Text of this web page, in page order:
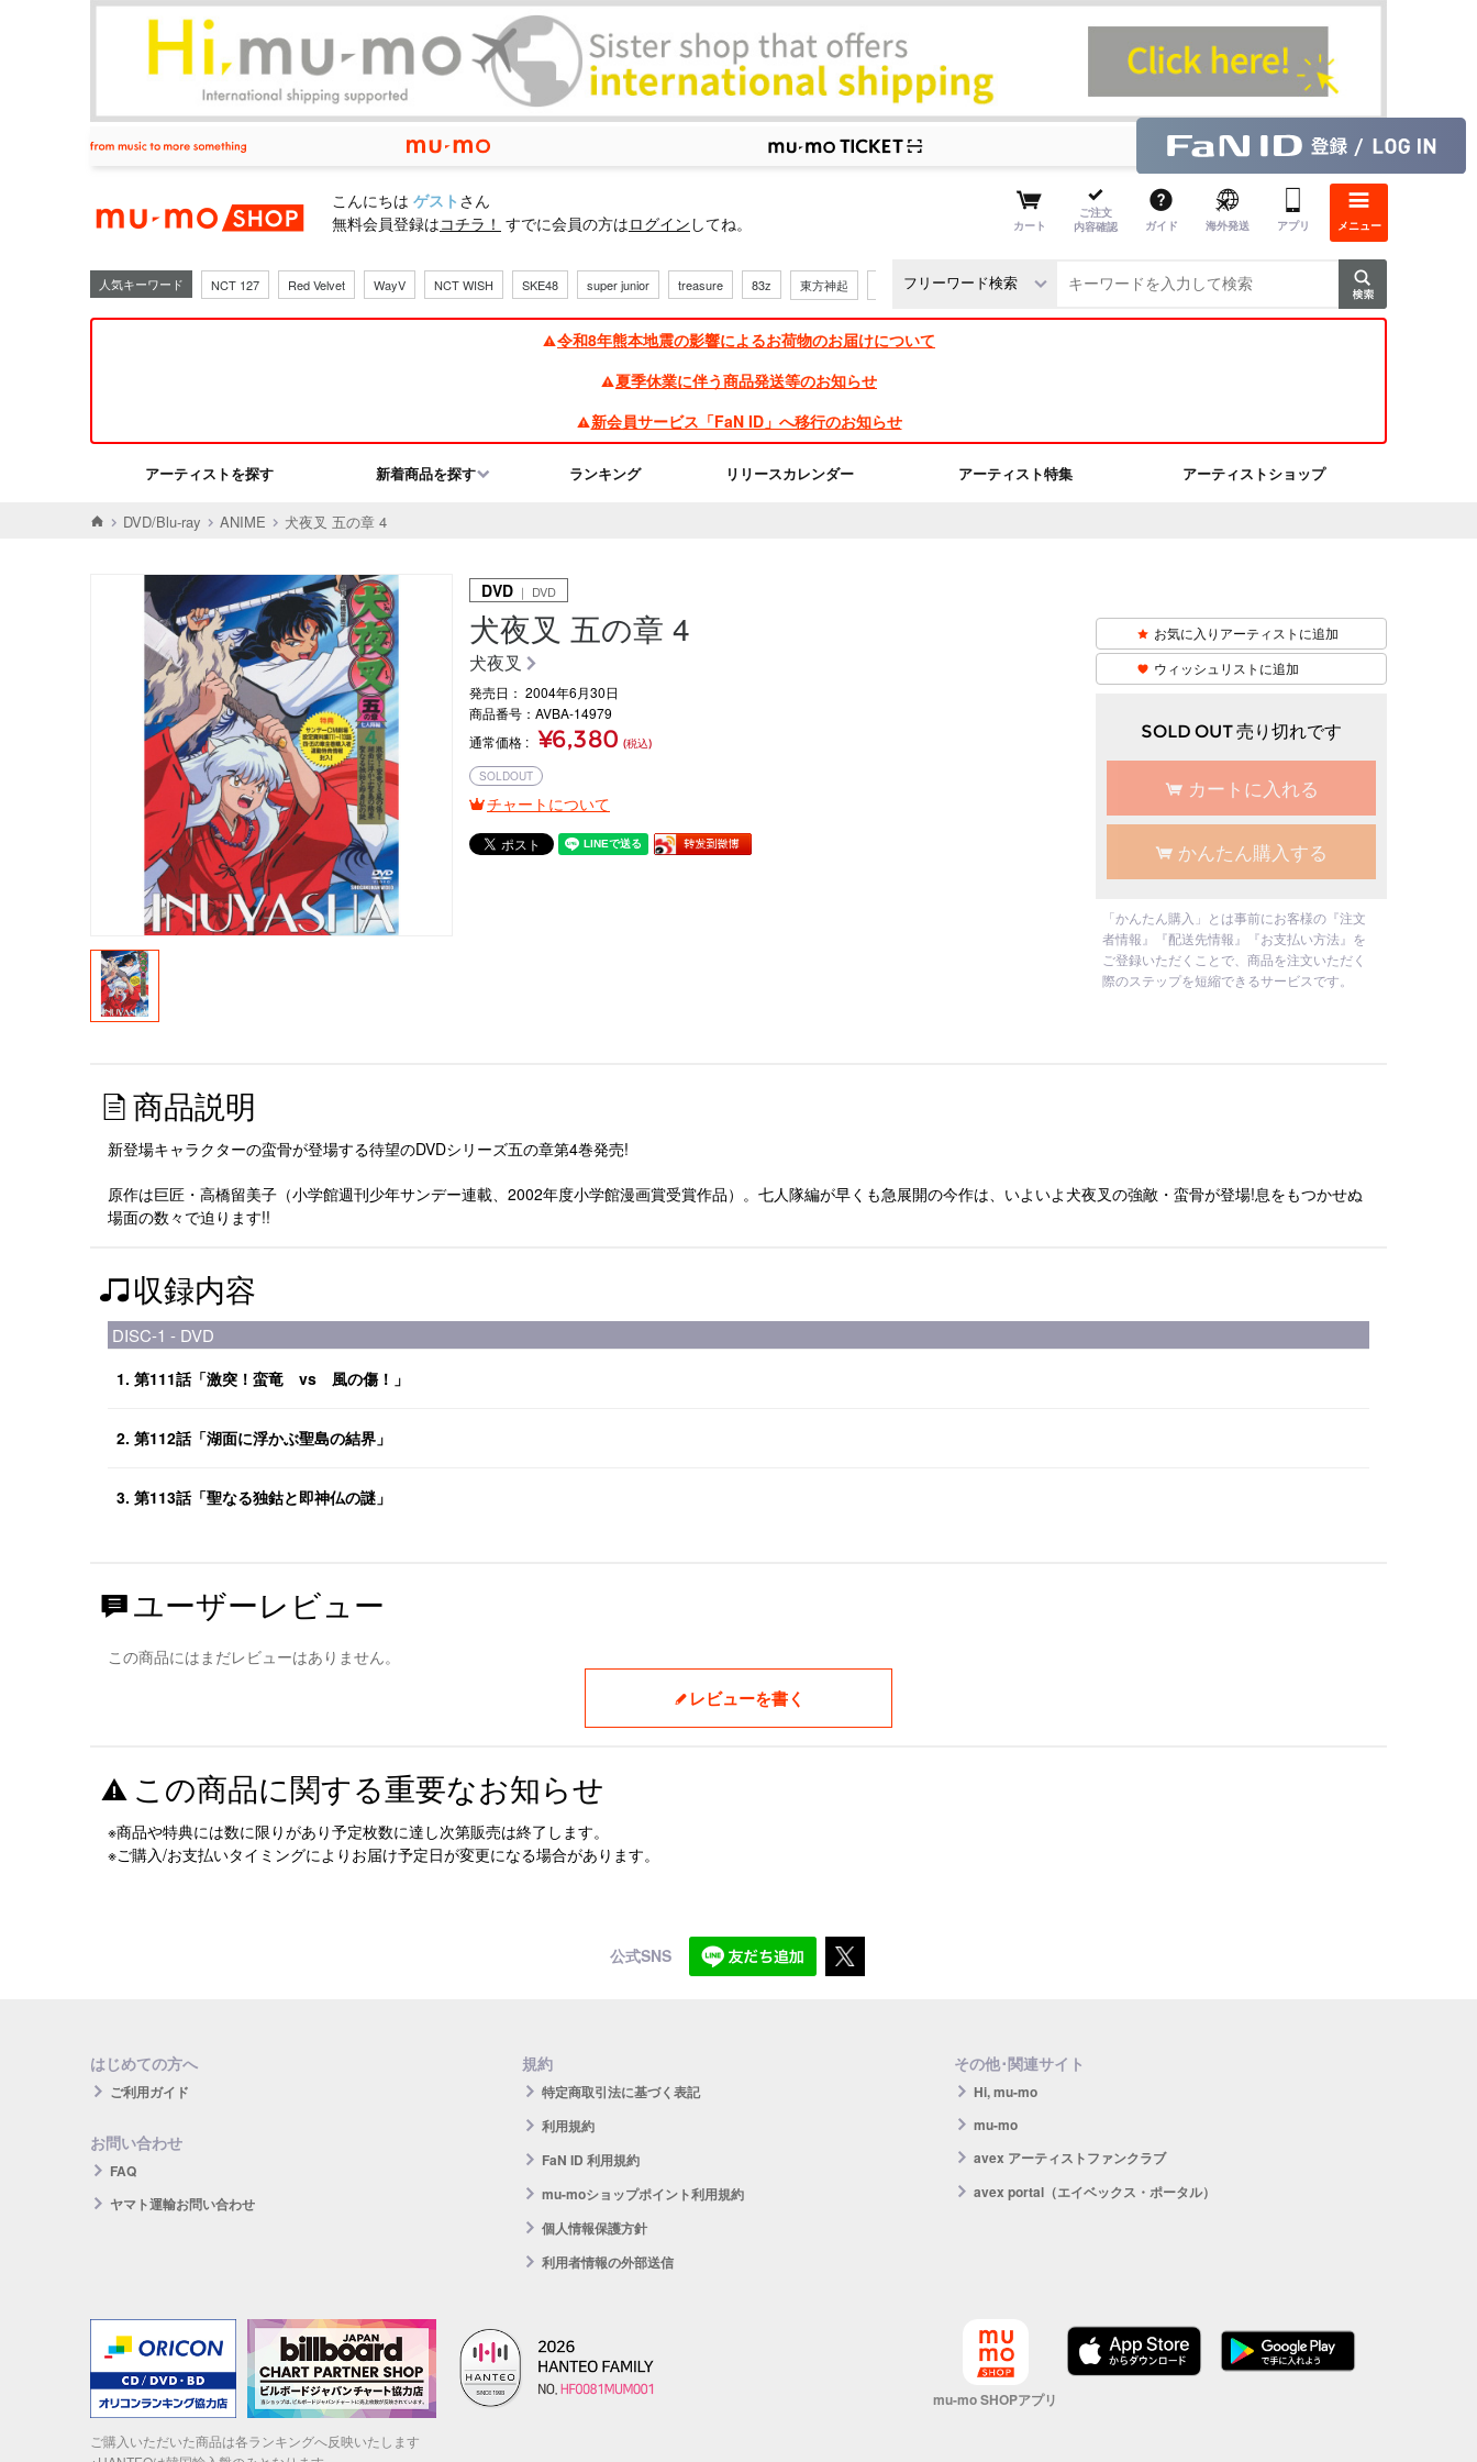
mu-moショップ
こんにちは ゲスト さん
無料会員登録はコチラ！ すでに会員の方はログイン してね。 カート
ご注文
内容確認
ガイド 海外発送 アプリ メニュー
人気キーワード NCT 127 Red Velvet WayV NCT WISH SKE48 super junior treasure 83z 東方神起 三代目
令和8年熊本地震の影響によるお荷物のお届けについて
夏季休業に伴う商品発送等のお知らせ
新会員サービス「FaN ID」へ移行のお知らせ
アーティストを探す 新着商品を探す ランキング リリースカレンダー アーティスト特集 アーティストショップ
DVD/Blu-ray ANIME 犬夜叉 五の章 4
DVD ｜ DVD
犬夜叉 五の章 4
犬夜叉
発売日： 2004年6月30日
商品番号：AVBA-14979
通常価格
¥6,380 (税込)
SOLDOUT
チャートについて
お気に入りアーティストに追加
ウィッシュリストに追加
SOLD OUT 売り切れです
カートに入れる
かんたん購入する
「かんたん購入」とは事前にお客様の『注文
者情報』『配送先情報』『お支払い方法』を
ご登録いただくことで、商品を注文いただく
際のステップを短縮できるサービスです。
商品説明
新登場キャラクターの蛮骨が登場する待望のDVDシリーズ五の章第4巻発売!
原作は巨匠・高橋留美子（小学館週刊少年サンデー連載、2002年度小学館漫画賞受賞作品）。七人隊編が早くも急展開の今作は、いよいよ犬夜叉の強敵・蛮骨が登場!息をもつかせぬ
場面の数々で迫ります!!
収録内容
DISC-1 - DVD
1. 第111話「激突！蛮竜 vs 風の傷！」
2. 第112話「湖面に浮かぶ聖島の結界」
3. 第113話「聖なる独鈷と即神仏の謎」
ユーザーレビュー
この商品にはまだレビューはありません。
レビューを書く
この商品に関する重要なお知らせ
※商品や特典には数に限りがあり予定枚数に達し次第販売は終了します。
※ご購入/お支払いタイミングによりお届け予定日が変更になる場合があります。
公式SNS
はじめての方へ
ご利用ガイド
お問い合わせ
FAQ
ヤマト運輸お問い合わせ
規約
特定商取引法に基づく表記
利用規約
FaN ID 利用規約
mu-moショップポイント利用規約
個人情報保護方針
利用者情報の外部送信
その他･関連サイト
Hi, mu-mo
mu-mo
avex アーティストファンクラブ
avex portal（エイベックス・ポータル）
ご購入いただいた商品は各ランキングへ反映いたします
mu-mo SHOPアプリ